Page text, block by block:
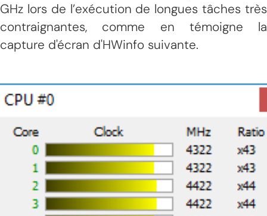
GHz lors de l’exécution de longues tâches très
contraignantes, comme en témoigne la
capture d'écran d'HWinfo suivante.